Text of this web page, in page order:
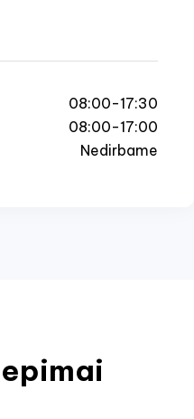
08:00-17:30
08:00-17:00
Nedirbame